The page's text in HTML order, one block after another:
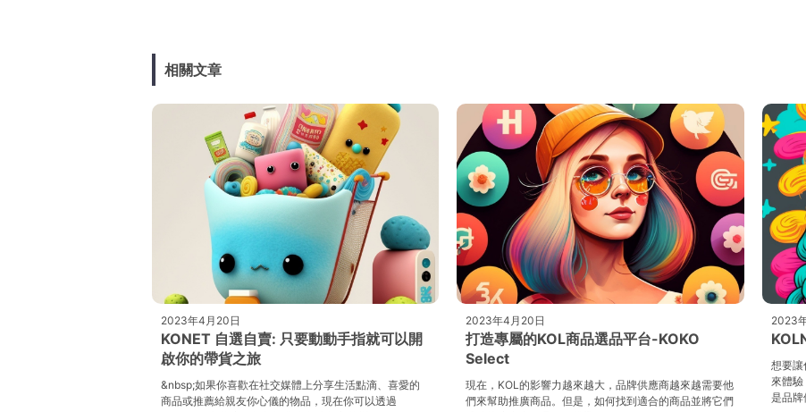
相關文章
2023年4月20日
KONET 自選自賣: 只要動動手指就可以開
啟你的帶貨之旅
&nbsp;如果你喜歡在社交媒體上分享生活點滴、喜愛的
商品或推薦給親友你心儀的物品，現在你可以透過
2023年4月20日
打造專屬的KOL商品選品平台-KOKO
Select
現在，KOL的影響力越來越大，品牌供應商越來越需要他
們來幫助推廣商品。但是，如何找到適合的商品並將它們
2023
想要讓
來體
是品牌